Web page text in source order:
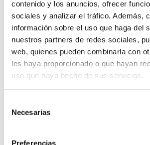
contenido y los anuncios, ofrecer
sociales y analizar el tráfico. Además,
información sobre el uso que haga del
nuestros partners de redes sociales,
web, quienes pueden combinarla con
les haya proporcionado o que hayan
uso que haya hecho de sus servicios.
Necesarias
Preferencias
chevron_right